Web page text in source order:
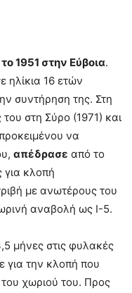
1951 στην Εύβοια.
ηλίκια 16 ετών
συντήρηση της. Στη
του στη Σύρο (1971) και
να
απέδρασε από το
για κλοπή
με ανωτέρους του
αναβολή ως Ι-5.
μήνες στις φυλακές
για την κλοπή που
χωριού του. Προς